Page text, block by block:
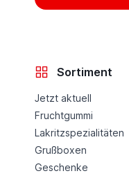
Sortiment
Jetzt aktuell
Fruchtgummi
Lakritzspezialitäten
Grußboxen
Geschenke